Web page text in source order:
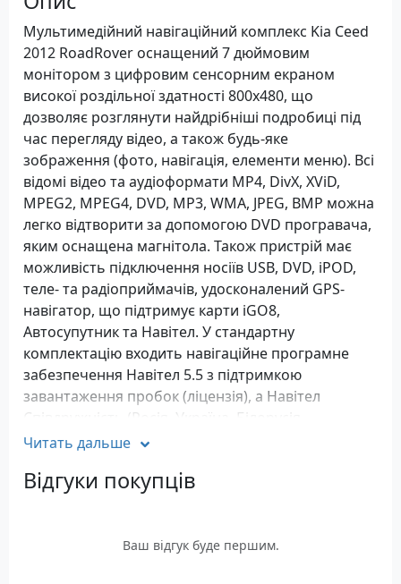
Мультимедійний навігаційний комплекс Kia Ceed
2012 RoadRover оснащений 7 дюймовим
монітором з цифровим сенсорним екраном
високої роздільної здатності 800х480, що
дозволяє розглянути найдрібніші подробиці під
час перегляду відео, а також будь-яке
зображення (фото, навігація, елементи меню). Всі
відомі відео та аудіоформати MP4, DivX, XViD,
MPEG2, MPEG4, DVD, MP3, WMA, JPEG, BMP можна
легко відтворити за допомогою DVD програвача,
яким оснащена магнітола. Також пристрій має
можливість підключення носіїв USB, DVD, iPOD,
теле- та радіоприймачів, удосконалений GPS-
навігатор, що підтримує карти iGO8,
Автосупутник та Навітел. У стандартну
комплектацію входить навігаційне програмне
забезпечення Навітел 5.5 з підтримкою
завантаження пробок (ліцензія), а Навітел
Співдружність (Росія, Україна, Білорусія,
Казахстан) можна замовити додатково. Крім того,
заднього виду і Bluetooth профілем hands-free
Читать дальше
Відгуки покупців
Ваш відгук буде першим.